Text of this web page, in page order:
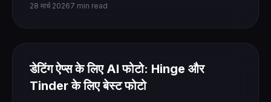
28 मार्च 20267 min read
डेटिंग ऐप्स के लिए AI फोटो: Hinge और
Tinder के लिए बेस्ट फोटो